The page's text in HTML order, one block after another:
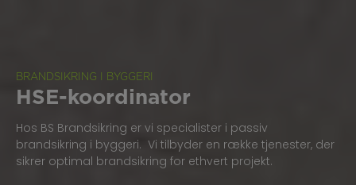
BRANDSIKRING I BYGGERI
HSE-koordinator
Hos BS Brandsikring er vi specialister i passiv
brandsikring i byggeri. Vi tilbyder en række tjenester, der
sikrer optimal brandsikring for ethvert projekt.